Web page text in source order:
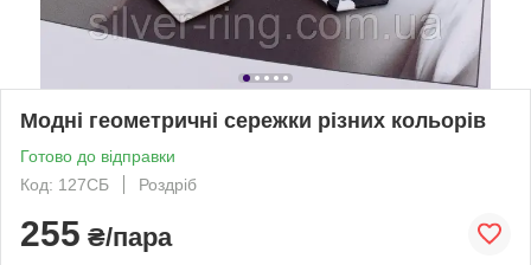
Модні геометричні сережки різних кольорів
Готово до відправки
Код: 127СБ
Роздріб
255 ₴/пара